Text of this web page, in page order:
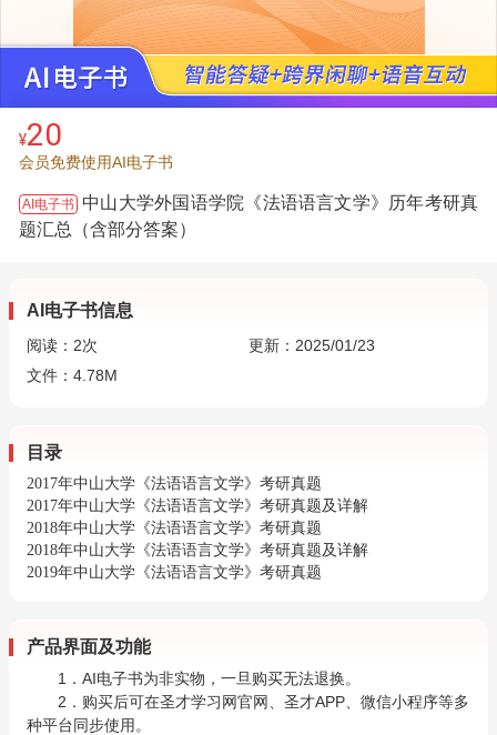
¥20
会员免费使用AI电子书
AI电子书 中山大学外国语学院《法语语言文学》历年考研真
题汇总（含部分答案）
AI电子书信息
阅读： 2次
更新：2025/01/23
文件：4.78M
目录
2017年中山大学《法语语言文学》考研真题
2017年中山大学《法语语言文学》考研真题及详解
2018年中山大学《法语语言文学》考研真题
2018年中山大学《法语语言文学》考研真题及详解
2019年中山大学《法语语言文学》考研真题
产品界面及功能
1．AI电子书为非实物，一旦购买无法退换。
2．购买后可在圣才学习网官网、圣才APP、微信小程序等多
种平台同步使用。